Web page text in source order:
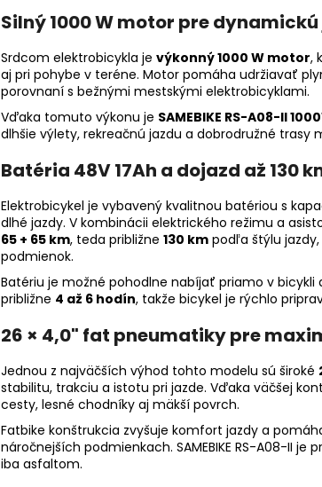
Silný 1000 W motor pre
Srdcom elektrobicykla je výkonný 1000 W motor,
aj pri pohybe v teréne. Motor pomáha udržiavať
porovnaní s bežnými mestskými elektrobicyklami.
Vďaka tomuto výkonu je SAMEBIKE RS-A08-II
dlhšie výlety, rekreačnú jazdu a dobrodružné trasy
Batéria 48V 17Ah a dojazd až 130
Elektrobicykel je vybavený kvalitnou batériou s
dlhé jazdy. V kombinácii elektrického režimu a
65 + 65 km, teda približne 130 km podľa štýlu
podmienok.
Batériu je možné pohodlne nabíjať priamo v
približne 4 až 6 hodín, takže bicykel je rýchlo
26 × 4,0" fat pneumatiky pre
Jednou z najväčších výhod tohto modelu sú široké
stabilitu, trakciu a istotu pri jazde. Vďaka väčšej
cesty, lesné chodníky aj mäkší povrch.
Fatbike konštrukcia zvyšuje komfort jazdy a
náročnejších podmienkach. SAMEBIKE RS-A08-II
iba asfaltom.